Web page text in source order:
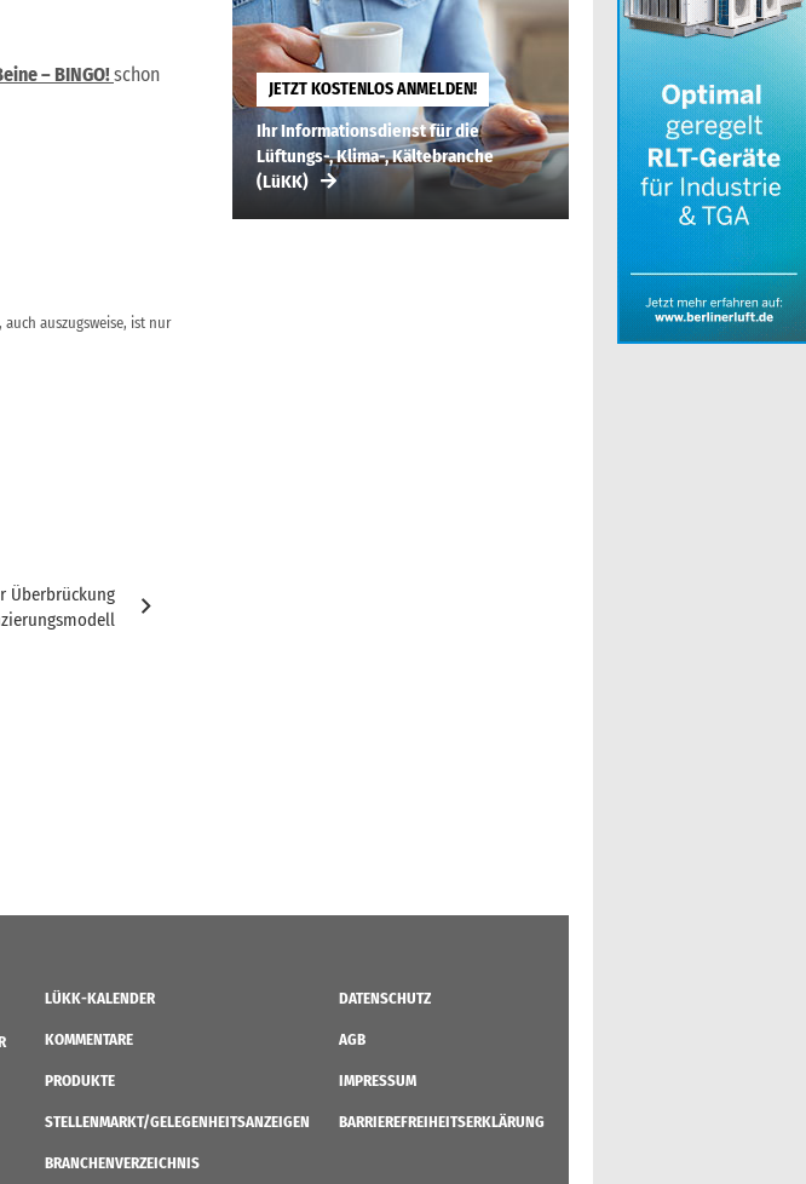
– BINGO!schon
auszugsweise, ist nur
Überbrückung
JETZT KOSTENLOS ANMELDEN!
Ihr Informationsdienst für die
Lüftungs-, Klima-, Kältebranche
(LüKK)
LÜKK-KALENDER
KOMMENTARE
PRODUKTE
STELLENMARKT/GELEGENHEITSANZEIGEN
BRANCHENVERZEICHNIS
DATENSCHUTZ
AGB
IMPRESSUM
BARRIEREFREIHEITSERKLÄRUNG